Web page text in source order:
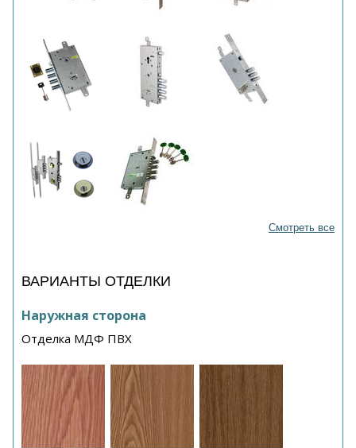
Смотреть все
ВАРИАНТЫ ОТДЕЛКИ
Наружная сторона
Отделка МДФ ПВХ